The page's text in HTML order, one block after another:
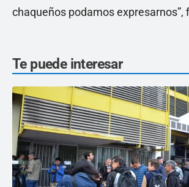
chaqueños podamos expresarnos”,
Te puede interesar